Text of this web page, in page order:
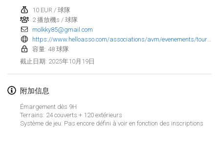
显示列表
10 EUR / 球隊
2 播放機s / 球隊
molkky85@gmail.com
容量: 48 球隊
截止日期: 2025年10月19日
附加信息
Émargement dès 9H
Terrains: 24 couverts + 120 extérieurs
Système de jeu: Pas encore défini à voir en fonction des inscriptions
Open des vendanges tardives
2025年2月8日|
Indoor de la CASAS
2025年2月15日|法國
2025年2月15日
Warm-up EM Indoor
2025年2月28日